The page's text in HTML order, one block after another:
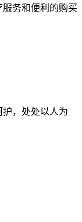
务和便利的购买
，处处以人为